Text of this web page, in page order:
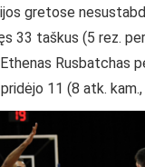
gretose
33 taškus (5 rez.
Ethenas Rusbatchas
11 (8 atk. kam.,